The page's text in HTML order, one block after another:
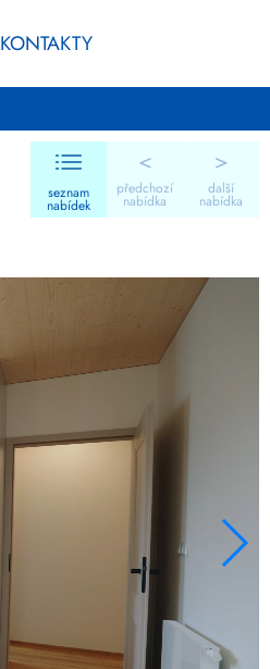
KONTAKTY
<
předchozí
nabídka
seznam
nabídek
>
další
nabídka